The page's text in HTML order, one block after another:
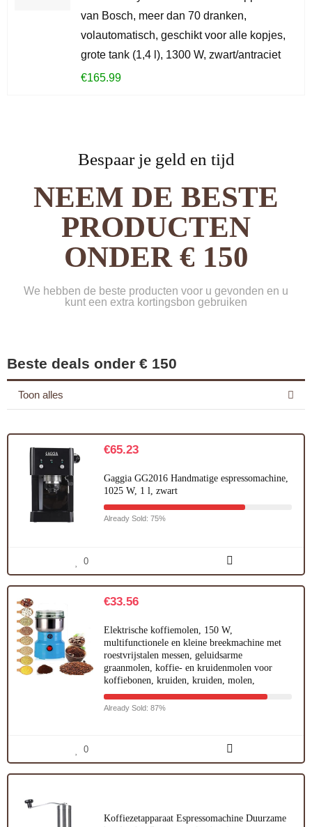
van Bosch, meer dan 70 dranken,
volautomatisch, geschikt voor alle kopjes,
grote tank (1,4 l), 1300 W, zwart/antraciet
€165.99
Bespaar je geld en tijd
NEEM DE BESTE
PRODUCTEN
ONDER € 150
We hebben de beste producten voor u gevonden en u
kunt een extra kortingsbon gebruiken
Beste deals onder € 150
Toon alles
€65.23
Gaggia GG2016 Handmatige espressomachine,
1025 W, 1 l, zwart
Already Sold: 75%
0
€33.56
Elektrische koffiemolen, 150 W,
multifunctionele en kleine breekmachine met
roestvrijstalen messen, geluidsarme
graanmolen, koffie- en kruidenmolen voor
koffiebonen, kruiden, kruiden, molen,
Already Sold: 87%
0
Koffiezetapparaat Espressomachine Duurzame